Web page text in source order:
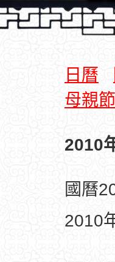
日曆
母親節
2010
國曆
2010